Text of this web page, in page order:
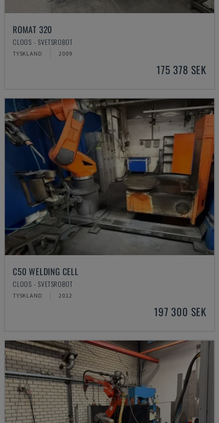
ROMAT 320
CLOOS - SVETSROBOT
TYSKLAND 2009
175 378 SEK
C50 WELDING CELL
CLOOS - SVETSROBOT
TYSKLAND 2012
197 300 SEK